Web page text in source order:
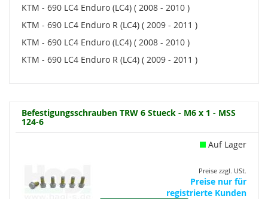
KTM - 690 LC4 Enduro (LC4) ( 2008 - 2010 )
KTM - 690 LC4 Enduro R (LC4) ( 2009 - 2011 )
KTM - 690 LC4 Enduro (LC4) ( 2008 - 2010 )
KTM - 690 LC4 Enduro R (LC4) ( 2009 - 2011 )
Befestigungsschrauben TRW 6 Stueck - M6 x 1 - MSS
124-6
Auf Lager
Preise zzgl. USt.
Preise nur für
registrierte Kunden